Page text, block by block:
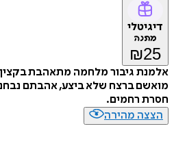
דיגיטלי
מתנה
₪25
אלמנת גיבור מלחמה מתאהבת בקצין
מואשם ברצח שלא ביצע, אהבתם
חסרת רחמים.
הצצה מהירה